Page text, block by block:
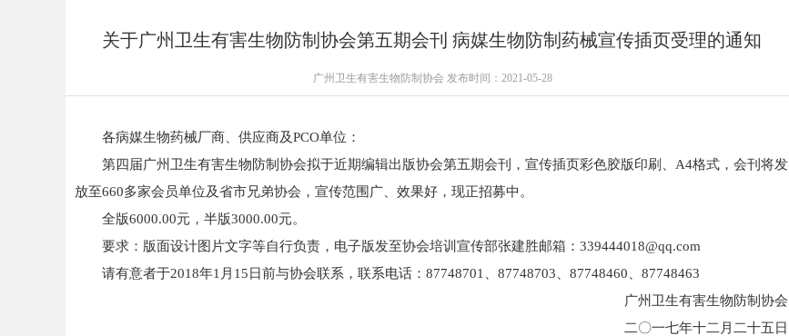
关于广州卫生有害生物防制协会第五期会刊 病媒生物防制药械宣传插页受理的通知
广州卫生有害生物防制协会 发布时间：2021-05-28
各病媒生物药械厂商、供应商及PCO单位：
第四届广州卫生有害生物防制协会拟于近期编辑出版协会第五期会刊，宣传插页彩色胶版印刷、A4格式，会刊将发
放至660多家会员单位及省市兄弟协会，宣传范围广、效果好，现正招募中。
全版6000.00元，半版3000.00元。
要求：版面设计图片文字等自行负责，电子版发至协会培训宣传部张建胜邮箱：339444018@qq.com
请有意者于2018年1月15日前与协会联系，联系电话：87748701、87748703、87748460、87748463
广州卫生有害生物防制协会
二〇一七年十二月二十五日